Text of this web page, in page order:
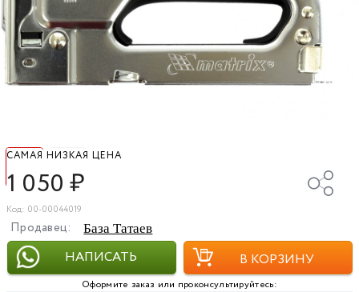
САМАЯ НИЗКАЯ ЦЕНА
1 050₽
Код: 00-00044019
Продавец: База Татаев
НАПИСАТЬ В КОРЗИНУ
Оформите заказ или проконсультируйтесь: